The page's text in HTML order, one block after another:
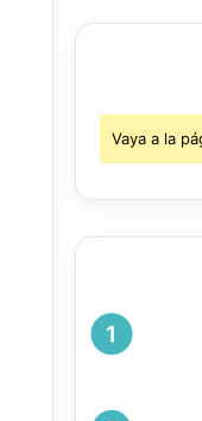
Vaya a la